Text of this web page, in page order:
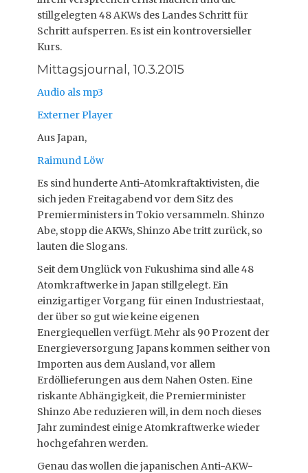
stillgelegten 48 AKWs des Landes Schritt für
Schritt aufsperren. Es ist ein kontroversieller
Kurs.
Mittagsjournal, 10.3.2015
Audio als mp3
Externer Player
Aus Japan,
Raimund Löw
Es sind hunderte Anti-Atomkraftaktivisten, die
sich jeden Freitagabend vor dem Sitz des
Premierministers in Tokio versammeln. Shinzo
Abe, stopp die AKWs, Shinzo Abe tritt zurück, so
lauten die Slogans.
Seit dem Unglück von Fukushima sind alle 48
Atomkraftwerke in Japan stillgelegt. Ein
einzigartiger Vorgang für einen Industriestaat,
der über so gut wie keine eigenen
Energiequellen verfügt. Mehr als 90 Prozent der
Energieversorgung Japans kommen seither von
Importen aus dem Ausland, vor allem
Erdöllieferungen aus dem Nahen Osten. Eine
riskante Abhängigkeit, die Premierminister
Shinzo Abe reduzieren will, in dem noch dieses
Jahr zumindest einige Atomkraftwerke wieder
hochgefahren werden.
Genau das wollen die japanischen Anti-AKW-